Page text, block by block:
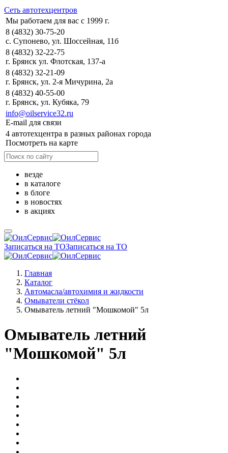
Сеть автотехцентров
Мы работаем для вас с 1999 г.
8 (4832) 30-75-20
с. Супонево, ул. Шоссейная, 11б
8 (4832) 32-22-75
г. Брянск ул. Флотская, 137-а
8 (4832) 32-21-09
г. Брянск, ул. 2-я Мичурина, 2а
8 (4832) 40-55-00
г. Брянск, ул. Кубяка, 79
info@oilservice32.ru
E-mail для связи
4 автотехцентра в разных районах города
Посмотреть на карте
везде
в каталоге
в блоге
в новостях
в акциях
Записаться на ТОЗаписаться на ТО
Главная
Каталог
Автомасла/автохимия и жидкости
Омыватели стёкол
Омыватель летний "Мошкомой" 5л
Омыватель летний
"Мошкомой" 5л